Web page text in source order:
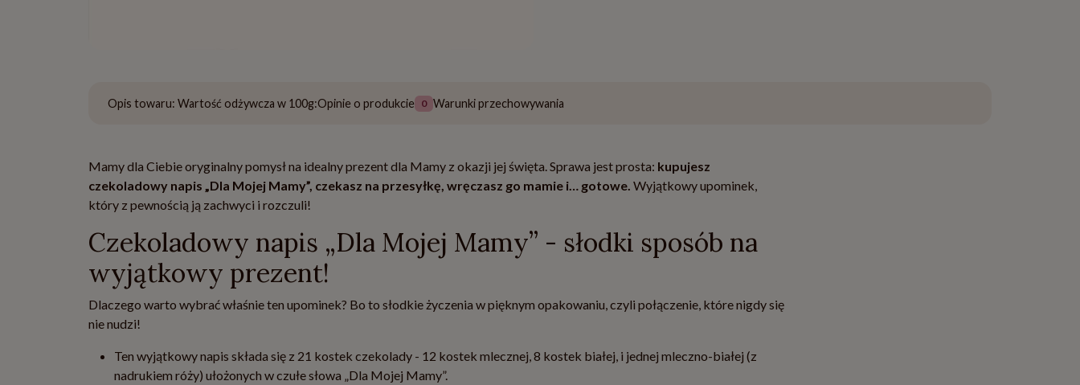
Opis towaru: Wartość odżywcza w 100g:Opinie o produkcie 0 Warunki przechowywania
Mamy dla Ciebie oryginalny pomysł na idealny prezent dla Mamy z okazji jej święta. Sprawa jest prosta: kupujesz
czekoladowy napis „Dla Mojej Mamy”, czekasz na przesyłkę, wręczasz go mamie i… gotowe. Wyjątkowy upominek,
który z pewnością ją zachwyci i rozczuli!
Czekoladowy napis „Dla Mojej Mamy” - słodki sposób na
wyjątkowy prezent!
Dlaczego warto wybrać właśnie ten upominek? Bo to słodkie życzenia w pięknym opakowaniu, czyli połączenie, które nigdy się
nie nudzi!
Ten wyjątkowy napis składa się z 21 kostek czekolady - 12 kostek mlecznej, 8 kostek białej, i jednej mleczno-białej (z
nadrukiem róży) ułożonych w czułe słowa „Dla Mojej Mamy”.